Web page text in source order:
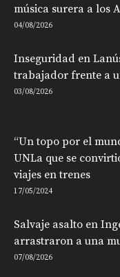
música surera a los
04/08/2026
Inseguridad en
trabajador frente a
03/08/2026
“Un topo por el
UNLa que se
viajes en trenes
17/05/2024
Salvaje asalto en
arrastraron a una
07/08/2026